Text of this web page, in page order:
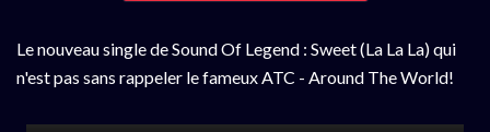
Le nouveau single de Sound Of Legend : Sweet (La La La) qui
n'est pas sans rappeler le fameux ATC - Around The World!